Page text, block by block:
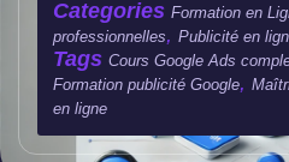
Categories Formation en
professionnelles, Publicité en
Tags Cours Google Ads
Formation publicité Google,
en ligne